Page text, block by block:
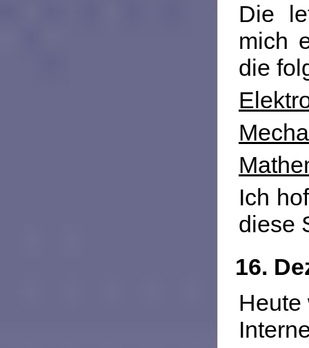
Die
mich
die
Ich
diese
16.
Heute